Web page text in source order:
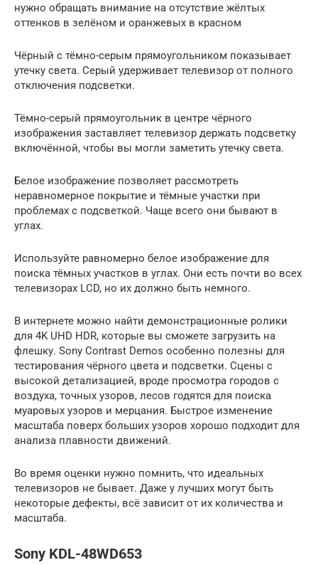
нужно обращать внимание на отсутствие жёлтых
оттенков в зелёном и оранжевых в красном
Чёрный с тёмно-серым прямоугольником показывает
утечку света. Серый удерживает телевизор от полного
отключения подсветки.
Тёмно-серый прямоугольник в центре чёрного
изображения заставляет телевизор держать подсветку
включённой, чтобы вы могли заметить утечку света.
Белое изображение позволяет рассмотреть
неравномерное покрытие и тёмные участки при
проблемах с подсветкой. Чаще всего они бывают в
углах.
Используйте равномерно белое изображение для
поиска тёмных участков в углах. Они есть почти во всех
телевизорах LCD, но их должно быть немного.
В интернете можно найти демонстрационные ролики
для 4K UHD HDR, которые вы сможете загрузить на
флешку. Sony Contrast Demos особенно полезны для
тестирования чёрного цвета и подсветки. Сцены с
высокой детализацией, вроде просмотра городов с
воздуха, точных узоров, лесов годятся для поиска
муаровых узоров и мерцания. Быстрое изменение
масштаба поверх больших узоров хорошо подходит для
анализа плавности движений.
Во время оценки нужно помнить, что идеальных
телевизоров не бывает. Даже у лучших могут быть
некоторые дефекты, всё зависит от их количества и
масштаба.
Sony KDL-48WD653